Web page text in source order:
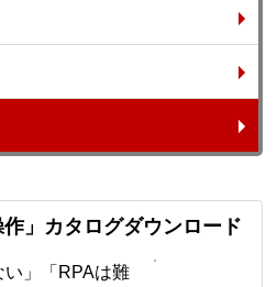
作」カタログダウンロード
い」「RPAは難